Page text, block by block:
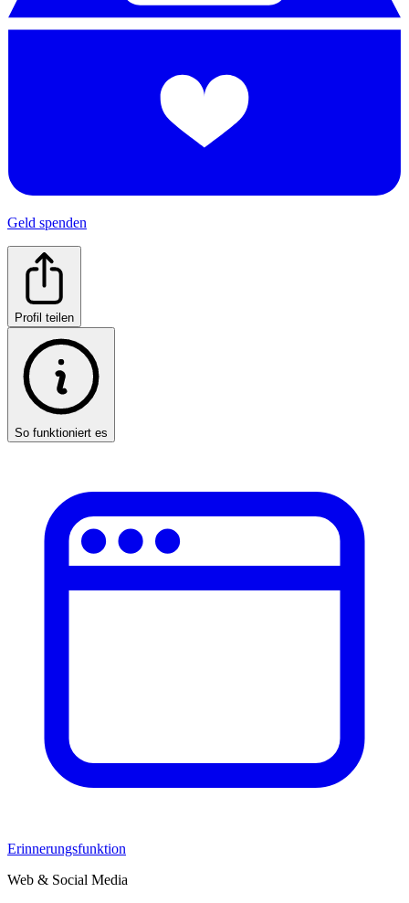
Geld spenden
Profil teilen
So funktioniert es
Erinnerungsfunktion
Web & Social Media